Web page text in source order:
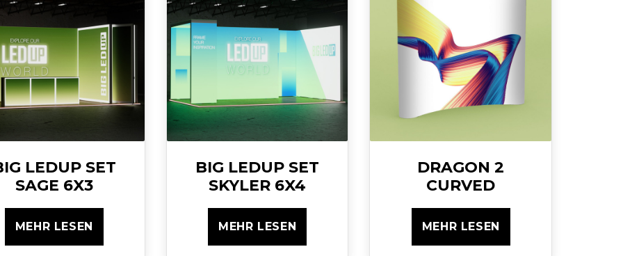
LEDUP SET
SAGE 6X3
MEHR LESEN
BIG LEDUP SET
SKYLER 6X4
MEHR LESEN
DRAGON 2
CURVED
MEHR LESEN